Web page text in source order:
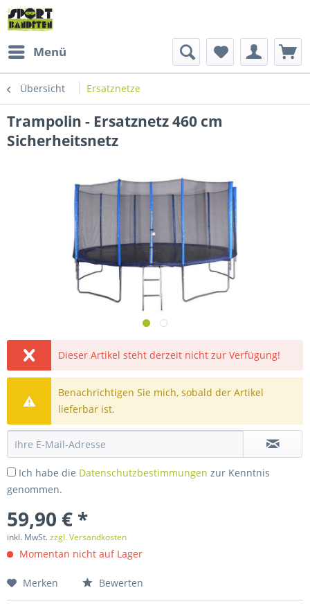
Menü
Übersicht Ersatznetze
Trampolin - Ersatznetz 460 cm
Sicherheitsnetz
Dieser Artikel steht derzeit nicht zur Verfügung!
Benachrichtigen Sie mich, sobald der Artikel
lieferbar ist.
Ich habe die Datenschutzbestimmungen zur Kenntnis
genommen.
59,90 € *
inkl. MwSt.zzgl. Versandkosten
Momentan nicht auf Lager
Merken Bewerten